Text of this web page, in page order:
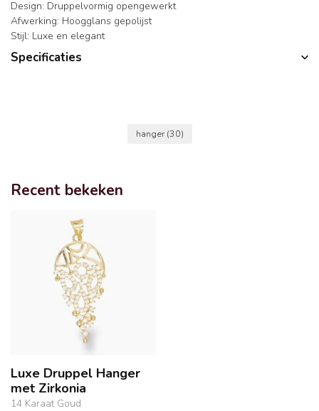
Design: Druppelvormig opengewerkt
Afwerking: Hoogglans gepolijst
Stijl: Luxe en elegant
Specificaties
hanger(30)
Recent bekeken
Luxe Druppel Hanger
met Zirkonia
14 Karaat Goud